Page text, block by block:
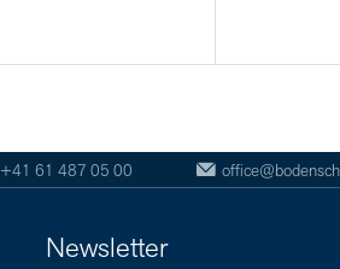
+41 61 487 05 00
Newsletter